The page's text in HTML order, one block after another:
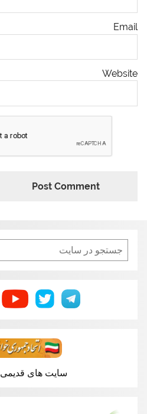
Email
Website
Search
سایت های قدیمی